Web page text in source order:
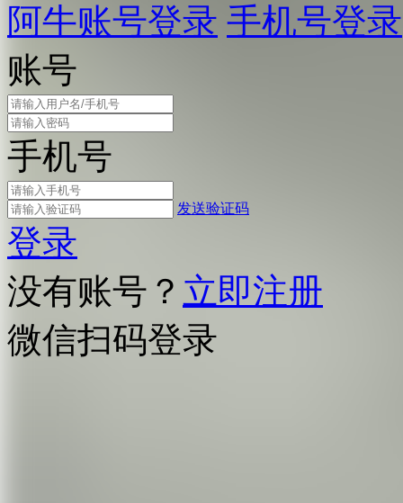
阿牛账号登录 手机号登录
账号
手机号
发送验证码
登录
没有账号？ 立即注册
微信扫码登录